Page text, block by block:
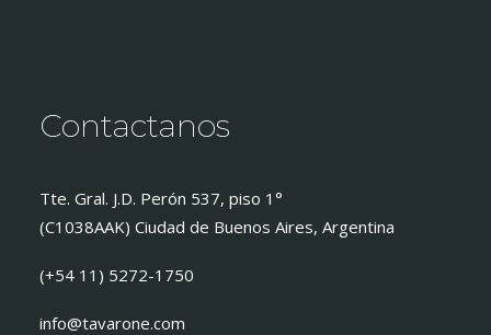
Contactanos
Tte. Gral. J.D. Perón 537, piso 1°
(C1038AAK) Ciudad de Buenos Aires, Argentina
(+54 11) 5272-1750
info@tavarone.com